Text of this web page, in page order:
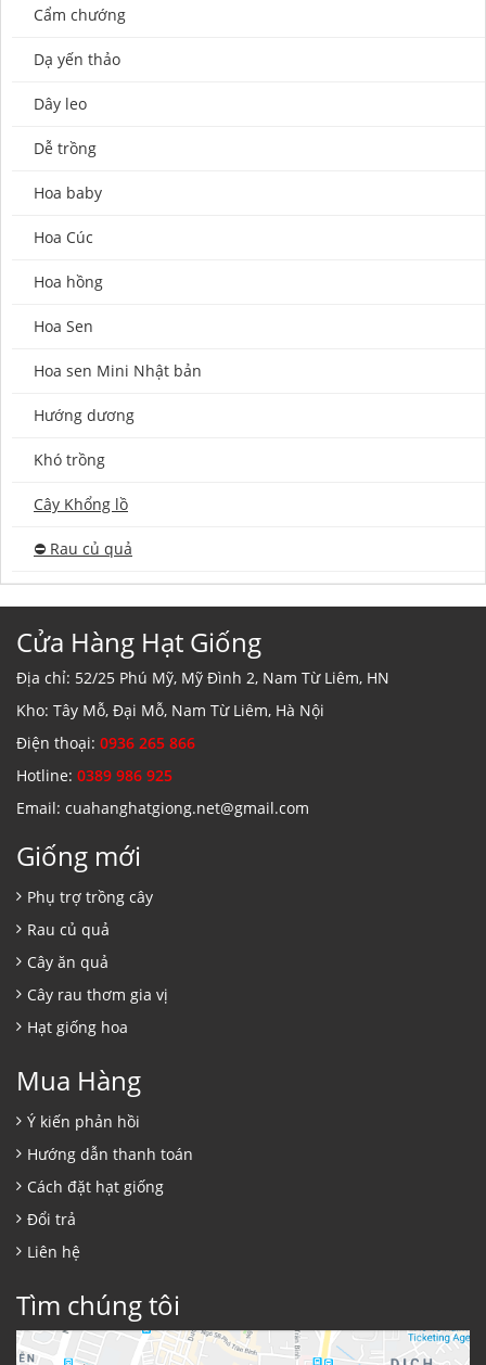
Cẩm chướng
Dạ yến thảo
Dây leo
Dễ trồng
Hoa baby
Hoa Cúc
Hoa hồng
Hoa Sen
Hoa sen Mini Nhật bản
Hướng dương
Khó trồng
Cây Khổng lồ
⛔️ Rau củ quả
Cửa Hàng Hạt Giống
Địa chỉ: 52/25 Phú Mỹ, Mỹ Đình 2, Nam Từ Liêm, HN
Kho: Tây Mỗ, Đại Mỗ, Nam Từ Liêm, Hà Nội
Điện thoại: 0936 265 866
Hotline: 0389 986 925
Email: cuahanghatgiong.net@gmail.com
Giống mới
Phụ trợ trồng cây
Rau củ quả
Cây ăn quả
Cây rau thơm gia vị
Hạt giống hoa
Mua Hàng
Ý kiến phản hồi
Hướng dẫn thanh toán
Cách đặt hạt giống
Đổi trả
Liên hệ
Tìm chúng tôi